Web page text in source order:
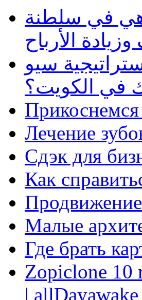
في سلطنة
الأرباح
سيو
في الكويت؟
Прикоснемся
Лечение
Сдэк для
Как
Малые
Где брать
Zopiclone 10
| allDayawake